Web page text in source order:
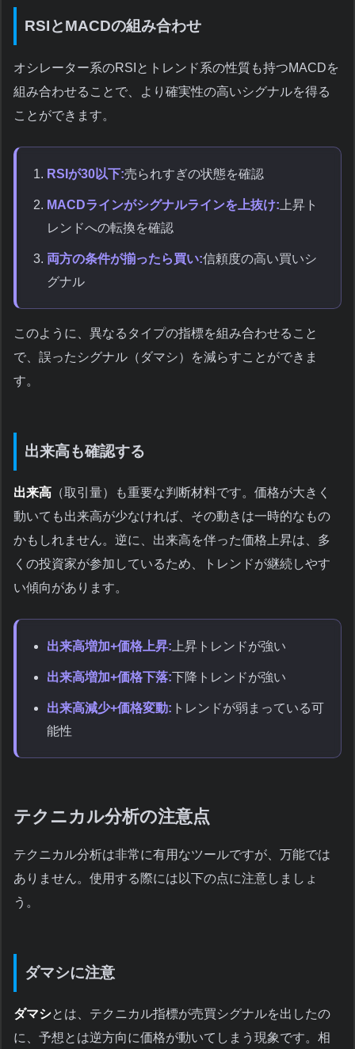
RSIとMACDの組み合わせ
オシレーター系のRSIとトレンド系の性質も持つMACDを
組み合わせることで、より確実性の高いシグナルを得る
ことができます。
RSIが30以下:売られすぎの状態を確認
MACDラインがシグナルラインを上抜け: 上昇ト
レンドへの転換を確認
両方の条件が揃ったら買い:信頼度の高い買いシ
グナル
このように、異なるタイプの指標を組み合わせること
で、誤ったシグナル（ダマシ）を減らすことができま
す。
出来高も確認する
出来高 （取引量）も重要な判断材料です。価格が大きく
動いても出来高が少なければ、その動きは一時的なもの
かもしれません。逆に、出来高を伴った価格上昇は、多
くの投資家が参加しているため、トレンドが継続しやす
い傾向があります。
出来高増加+価格上昇: 上昇トレンドが強い
出来高増加+価格下落:下降トレンドが強い
出来高減少+価格変動: トレンドが弱まっている可
能性
テクニカル分析の注意点
テクニカル分析は非常に有用なツールですが、万能では
ありません。使用する際には以下の点に注意しましょ
う。
ダマシに注意
ダマシとは、テクニカル指標が売買シグナルを出したの
に、予想とは逆方向に価格が動いてしまう現象です。相